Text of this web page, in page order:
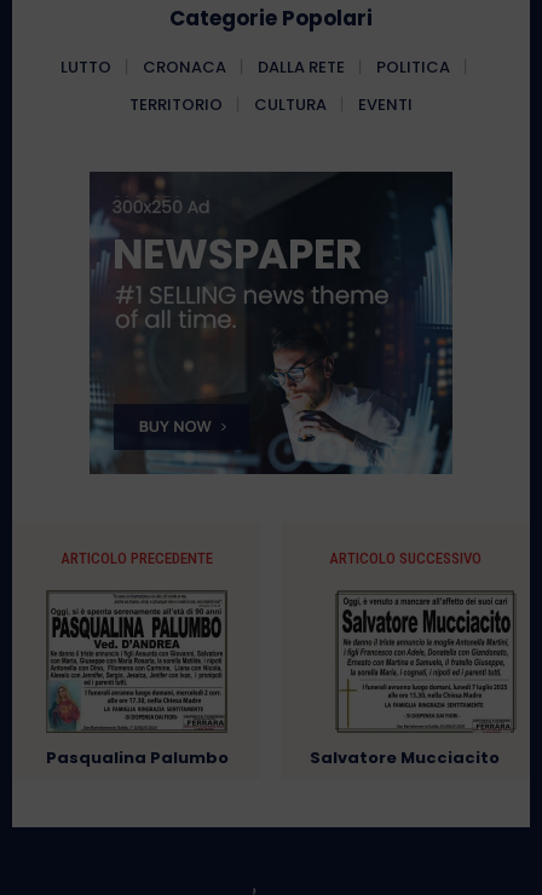
Categorie Popolari
LUTTO CRONACA DALLA RETE
POLITICA
TERRITORIO
CULTURA EVENTI
ARTICOLO PRECEDENTE
Pasqualina Palumbo
ARTICOLO SUCCESSIVO
Salvatore Mucciacito